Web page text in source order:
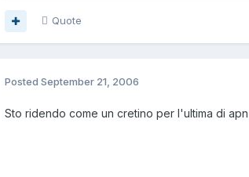
Quote
Posted September 21, 2006
Sto ridendo come un cretino per l'ultima di apn